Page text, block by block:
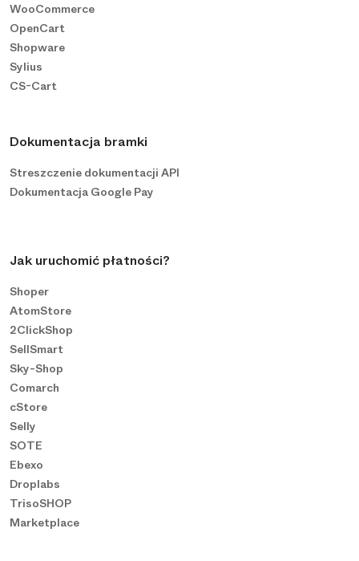
WooCommerce
OpenCart
Shopware
Sylius
CS-Cart
Dokumentacja bramki
Streszczenie dokumentacji API
Dokumentacja Google Pay
Jak uruchomić płatności?
Shoper
AtomStore
2ClickShop
SellSmart
Sky-Shop
Comarch
cStore
Selly
SOTE
Ebexo
Droplabs
TrisoSHOP
Marketplace